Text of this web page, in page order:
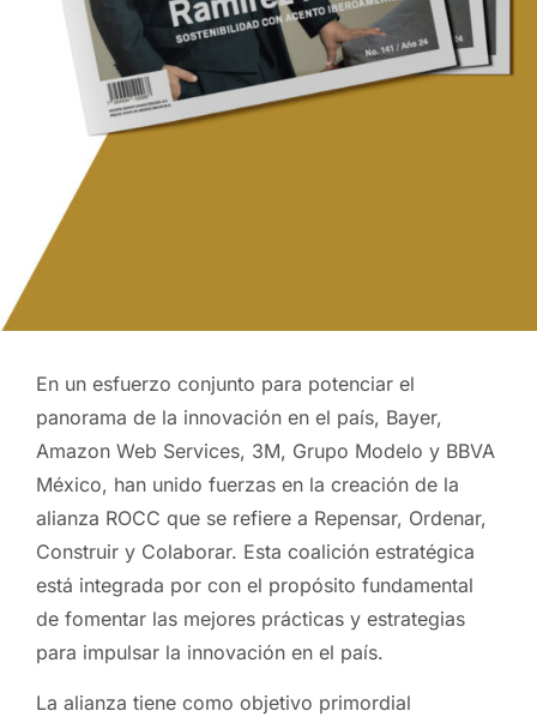
En un esfuerzo conjunto para potenciar el
panorama de la innovación en el país, Bayer,
Amazon Web Services, 3M, Grupo Modelo y BBVA
México, han unido fuerzas en la creación de la
alianza ROCC que se refiere a Repensar, Ordenar,
Construir y Colaborar. Esta coalición estratégica
está integrada por con el propósito fundamental
de fomentar las mejores prácticas y estrategias
para impulsar la innovación en el país.
La alianza tiene como objetivo primordial